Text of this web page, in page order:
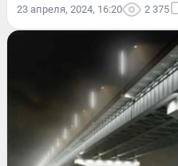
23 апреля, 2024, 16:20 2 375